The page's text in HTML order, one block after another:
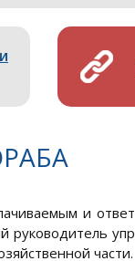
и
руководитель
части.